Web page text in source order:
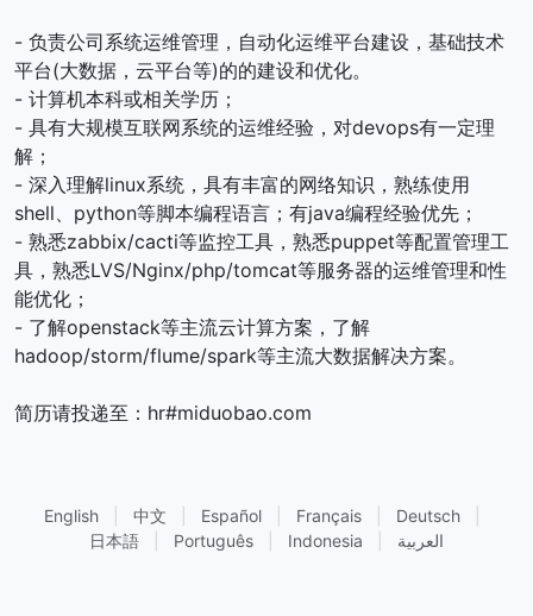
- 负责公司系统运维管理，自动化运维平台建设，基础技术
平台(大数据，云平台等)的的建设和优化。
- 计算机本科或相关学历；
- 具有大规模互联网系统的运维经验，对devops有一定理
解；
- 深入理解linux系统，具有丰富的网络知识，熟练使用
shell、python等脚本编程语言；有java编程经验优先；
- 熟悉zabbix/cacti等监控工具，熟悉puppet等配置管理工
具，熟悉LVS/Nginx/php/tomcat等服务器的运维管理和性
能优化；
- 了解openstack等主流云计算方案，了解
hadoop/storm/flume/spark等主流大数据解决方案。
简历请投递至：hr#miduobao.com
English 中文 Español Français Deutsch
日本語
Português Indonesia العربية